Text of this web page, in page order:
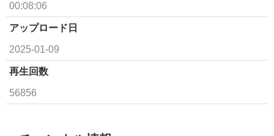
00:08:06
アップロード日
2025-01-09
再生回数
56856